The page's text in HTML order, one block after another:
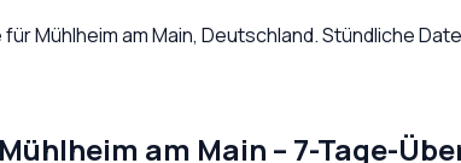
fürMühlheim am Main, Deutschland. Stündliche
Mühlheim am Main – 7-Tage-